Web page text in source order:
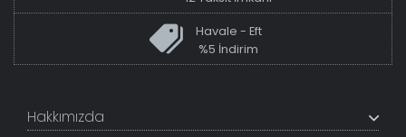
Havale - Eft
%5 İndirim
Hakkımızda